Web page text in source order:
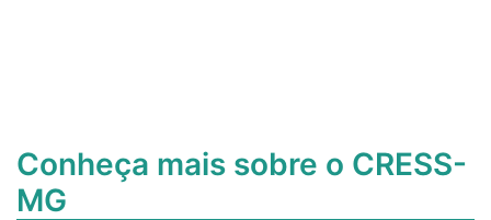
Conheça mais sobre o CRESS-
MG